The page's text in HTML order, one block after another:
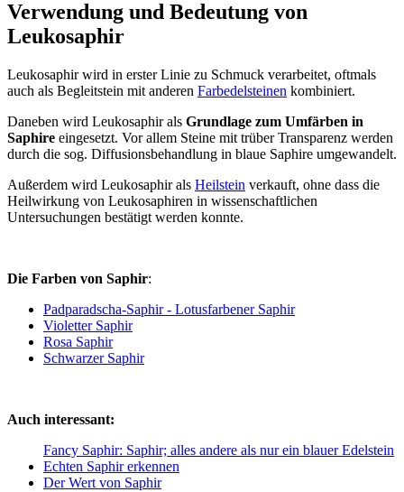
Verwendung und Bedeutung von
Leukosaphir
Leukosaphir wird in erster Linie zu Schmuck verarbeitet, oftmals
auch als Begleitstein mit anderen Farbedelsteinen kombiniert.
Daneben wird Leukosaphir als Grundlage zum Umfärben in
Saphire eingesetzt. Vor allem Steine mit trüber Transparenz werden
durch die sog. Diffusionsbehandlung in blaue Saphire umgewandelt.
Außerdem wird Leukosaphir als Heilstein verkauft, ohne dass die
Heilwirkung von Leukosaphiren in wissenschaftlichen
Untersuchungen bestätigt werden konnte.
Die Farben von Saphir:
Padparadscha-Saphir - Lotusfarbener Saphir
Violetter Saphir
Rosa Saphir
Schwarzer Saphir
Auch interessant:
Fancy Saphir: Saphir; alles andere als nur ein blauer Edelstein
Echten Saphir erkennen
Der Wert von Saphir